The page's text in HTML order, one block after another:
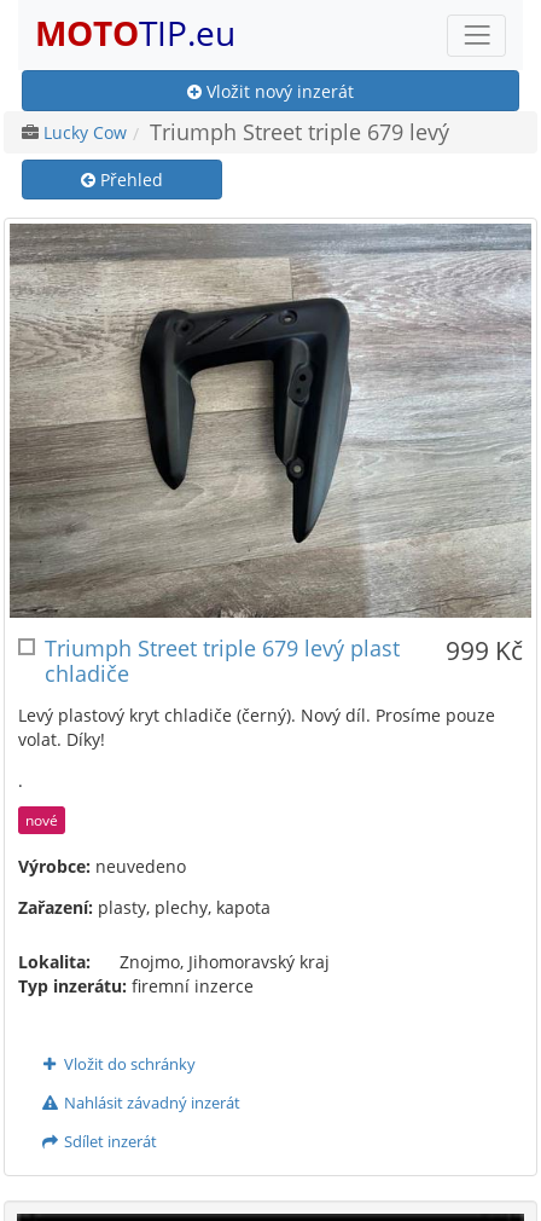
MOTOTIP.eu
Vložit nový inzerát
Lucky Cow
Triumph Street triple 679 levý
Přehled
999 Kč
Triumph Street triple 679 levý plast
chladiče
Levý plastový kryt chladiče (černý). Nový díl. Prosíme pouze
volat. Díky!
.
nové
Výrobce: neuvedeno
Zařazení: plasty, plechy, kapota
Lokalita:
Znojmo, Jihomoravský kraj
Typ inzerátu: firemní inzerce
Vložit do schránky
Nahlásit závadný inzerát
Sdílet inzerát